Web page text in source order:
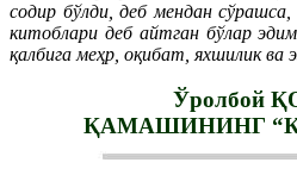
содир бўлди, деб мендан сўрашса,
китоблари деб айтган бўлар
қалбига меҳр, оқибат, яхшилик ва
Ўролбой
ҚАМАШИНИНГ